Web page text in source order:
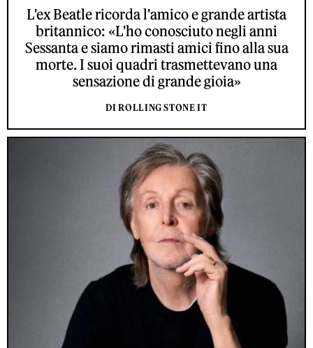
L'ex Beatle ricorda l'amico e grande artista
britannico: «L'ho conosciuto negli anni
Sessanta e siamo rimasti amici fino alla sua
morte. I suoi quadri trasmettevano una
sensazione di grande gioia»
DI ROLLING STONE IT